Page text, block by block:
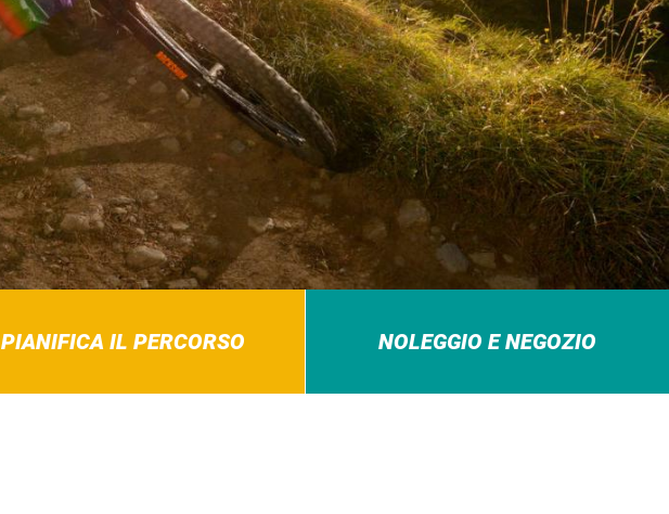
PIANIFICA IL PERCORSO NOLEGGIO E NEGOZIO